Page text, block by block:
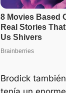
Brodick también